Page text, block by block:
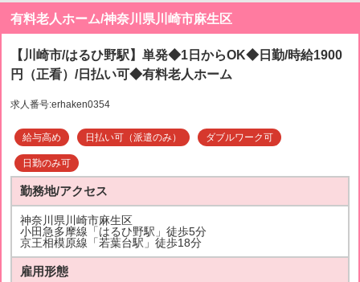
有料老人ホーム/神奈川県川崎市麻生区
【川崎市/はるひ野駅】単発◆1日からOK◆日勤/時給1900
円（正看）/日払い可◆有料老人ホーム
求人番号:erhaken0354
給与高め 日払い可（派遣のみ） ダブルワーク可
日勤のみ可
勤務地/アクセス
神奈川県川崎市麻生区
小田急多摩線「はるひ野駅」徒歩5分
京王相模原線「若葉台駅」徒歩18分
雇用形態